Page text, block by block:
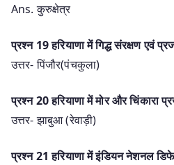
Ans. कुरुक्षेत्र
प्रश्न 19 हरियाणा में गिद्ध संरक्षण एवं
उत्तर- पिंजौर(पंचकुला)
प्रश्न 20 हरियाणा में मोर और चिंकारा
उत्तर- झाबुआ (रेवाड़ी)
प्रश्न 21 हरियाणा में इंडियन नेशनल